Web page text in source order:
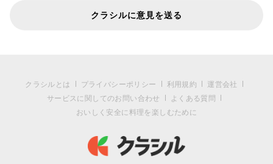
クラシルに意見を送る
クラシルとは プライバシーポリシー 利用規約
運営会社
サービスに関してのお問い合わせ
よくある質問
おいしく安全に料理を楽しむために